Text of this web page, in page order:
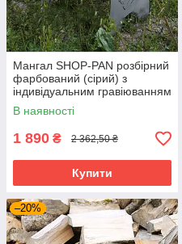
Мангал SHOP-PAN розбірний
фарбований (сірий) з
індивідуальним гравіюванням
на 8 шампурів. Подарунковий
мангал
В наявності
1 890 ₴ 2 362,50 ₴
Купити
–20%